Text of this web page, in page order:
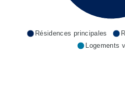
Résidences principales
Logements